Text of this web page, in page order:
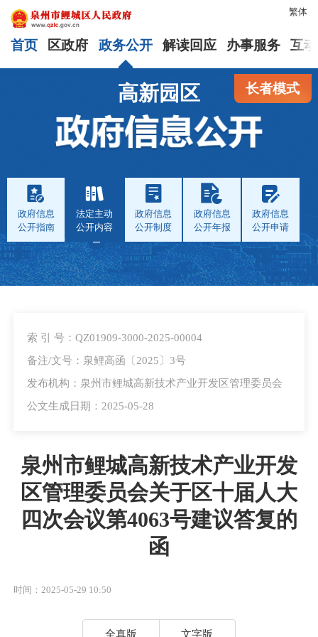
繁体
首页 区政府 政务公开 解读回应 办事服务 互
长者模式
高新园区
政府信息
公开指南
法定主动
公开内容
政府信息
公开制度
政府信息
公开年报
政府信息
公开申请
索 引 号：QZ01909-3000-2025-00004
备注/文号：泉鲤高函〔2025〕3号
发布机构：泉州市鲤城高新技术产业开发区管理委员会
公文生成日期：2025-05-28
泉州市鲤城高新技术产业开发
区管理委员会关于区十届人大
四次会议第4063号建议答复的
函
时间：2025-05-29 10:50
全真版 文字版